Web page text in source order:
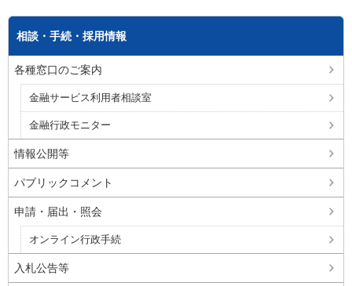
相談・手続・採用情報
各種窓口のご案内
金融サービス利用者相談室
金融行政モニター
情報公開等
パブリックコメント
申請・届出・照会
オンライン行政手続
入札公告等